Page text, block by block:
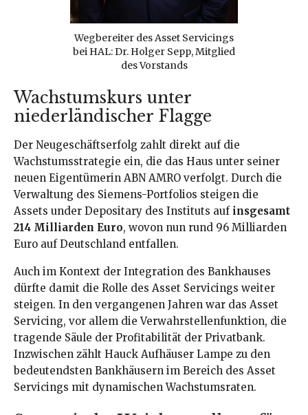
Wegbereiter des Asset Servicings
bei HAL: Dr. Holger Sepp, Mitglied
des Vorstands
Wachstumskurs unter
niederländischer Flagge
Der Neugeschäftserfolg zahlt direkt auf die
Wachstumsstrategie ein, die das Haus unter seiner
neuen Eigentümerin ABN AMRO verfolgt. Durch die
Verwaltung des Siemens-Portfolios steigen die
Assets under Depositary des Instituts auf insgesamt
214 Milliarden Euro, wovon nun rund 96 Milliarden
Euro auf Deutschland entfallen.
Auch im Kontext der Integration des Bankhauses
dürfte damit die Rolle des Asset Servicings weiter
steigen. In den vergangenen Jahren war das Asset
Servicing, vor allem die Verwahrstellenfunktion, die
tragende Säule der Profitabilität der Privatbank.
Inzwischen zählt Hauck Aufhäuser Lampe zu den
bedeutendsten Bankhäusern im Bereich des Asset
Servicings mit dynamischen Wachstumsraten.